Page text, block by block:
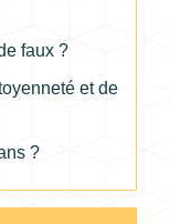
faux ?
et de
?